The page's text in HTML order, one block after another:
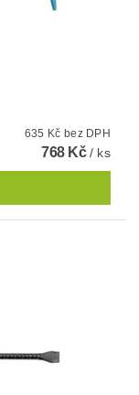
635 Kč bez DPH
768 Kč/ ks